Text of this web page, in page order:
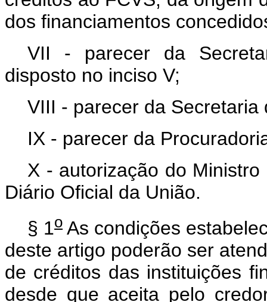
dos financiamentos
VII - parecer da
disposto no inciso V;
VIII - parecer da Secretaria
IX - parecer da
X - autorização do
Diário Oficial da União.
§ 1oAs condições
deste artigo poderão ser
de créditos das instituições
desde que aceita pelo